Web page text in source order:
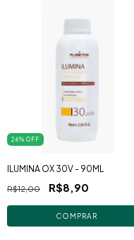
26% OFF
ILUMINA OX 30V - 90ML
R$12,00 R$8,90